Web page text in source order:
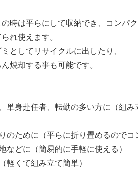
時は平らにして収納でき、コンパク
れ使えます。
としてリサイクルに出したり、
焼却する事も可能です。
単身赴任者、転勤の多い方に（組み
のために（平らに折り畳めるのでコ
などに（簡易的に手軽に使える）
軽くて組み立て簡単）